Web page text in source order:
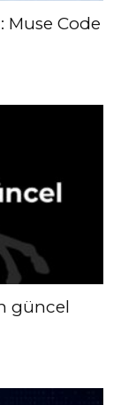
Muse Code
güncel